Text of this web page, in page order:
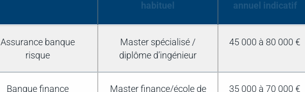
habituel
annuel indicatif
Assurance banque
risque
Master spécialisé /
diplôme d’ingénieur
45 000 à 80 000 €
Banque finance Master finance/école de 35 000 à 70 000 €